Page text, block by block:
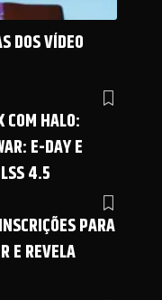
DOS VÍDEO
COM HALO:
E-DAY E
4.5
PARA
E REVELA